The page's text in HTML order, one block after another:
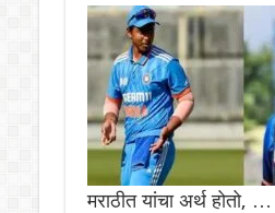
मराठीत यांचा अर्थ होतो, …